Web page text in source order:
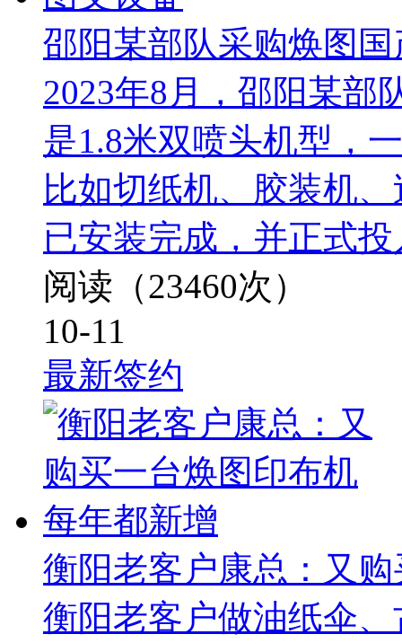
邵阳某部队采购焕图
2023年8月，邵阳某部
是1.8米双喷头机型，
比如切纸机、胶装机
已安装完成，并正式
阅读（23460次）
10-11
最新签约
衡阳老客户康总：又
衡阳老客户做油纸伞